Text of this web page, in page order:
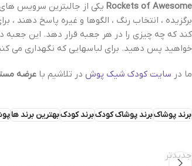
Rockets of Awesome یکی از جالبترین سرویس
برگزیده ، انتخاب رنگ ، الگوها و غیره پاسخ دهند
خواهید پس دهید. برای لباسهایی که نگهداری می کنید 20 دلار هزینه مدل سازی وجود دارد اما هزینه حمل و نقل یا هزینه برگشت ندارد. خیلی عالیه ،
ما در سایت کودک شیک پوش در تلاشیم با عرضه
برند پوشاکبرند پوشاک کودکبرند کودکبهترین برند ها
جدیدتر